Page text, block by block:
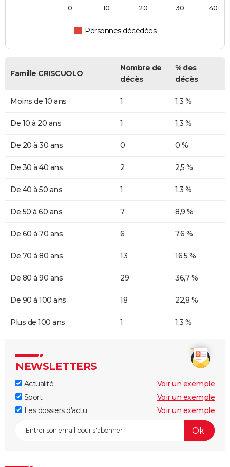
Personnes décédées
0 10 20 30 40
Famille CRISCUOLO
Nombre de
décès
% des
décès
Moins de 10 ans 1 1,3 %
De 10 à 20 ans 1 1,3 %
De 20 à 30 ans 0 0 %
De 30 à 40 ans 2 2,5 %
De 40 à 50 ans 1 1,3 %
De 50 à 60 ans 7 8,9 %
De 60 à 70 ans 6 7,6 %
De 70 à 80 ans 13 16,5 %
De 80 à 90 ans 29 36,7 %
De 90 à 100 ans 18 22,8 %
Plus de 100 ans 1 1,3 %
NEWSLETTERS
Actualité
Voir un exemple
Sport
Voir un exemple
Les dossiers d'actu
Voir un exemple